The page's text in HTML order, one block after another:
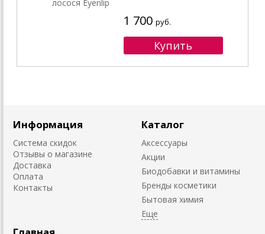
1 700 руб.
Информация
Система скидок
Отзывы о магазине
Доставка
Оплата
Контакты
Каталог
Аксессуары
Акции
Биодобавки и витамины
Бренды косметики
Бытовая химия